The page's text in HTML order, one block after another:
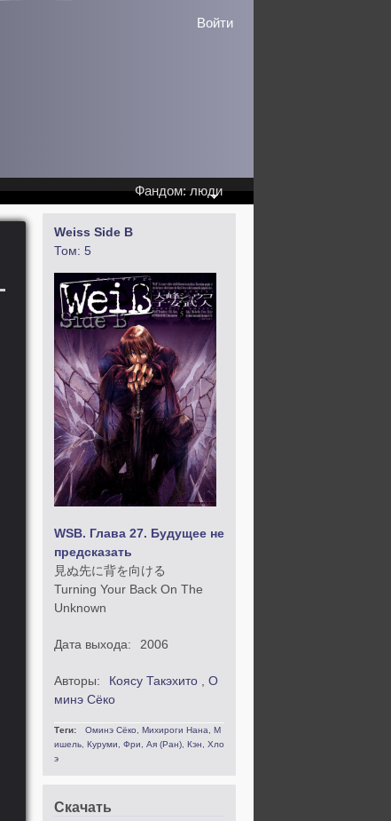
Войти
Фандом: люди
Weiss Side B
Том: 5
WSB. Глава 27. Будущее не
предсказать
見ぬ先に背を向ける
Turning Your Back On The
Unknown
Дата выхода: 2006
Авторы: Коясу Такэхито , О
минэ Сёко
Теги: Оминэ Сёко Михироги Нана
М
ишель, Куруми Фри Ая (Ран), Кэн
Хло
э
Скачать